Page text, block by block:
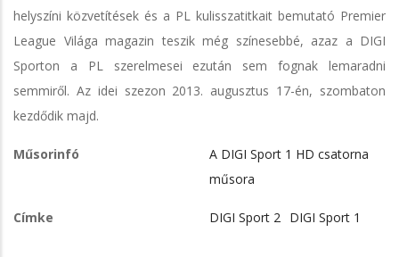
helyszíni közvetítések és a PL kulisszatitkait bemutató Premier
League Világa magazin teszik még színesebbé, azaz a DIGI
Sporton a PL szerelmesei ezután sem fognak lemaradni
semmiről. Az idei szezon 2013. augusztus 17-én, szombaton
kezdődik majd.
Műsorinfó
A DIGI Sport 1 HD csatorna
műsora
Címke DIGI Sport 2 DIGI Sport 1